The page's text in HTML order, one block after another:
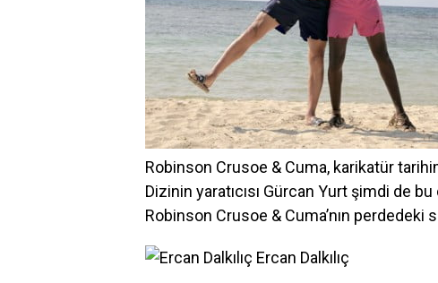
Robinson Crusoe & Cuma, karikatür
Dizinin yaratıcısı Gürcan Yurt şimdi de
Robinson Crusoe & Cuma’nın perdedeki
Ercan Dalkılıç